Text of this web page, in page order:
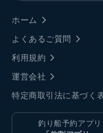
ホーム
よくあるご質問
利用規約
運営会社
特定商取引法に基づく
釣り船予約アプリ